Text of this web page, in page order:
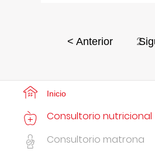
< Anterior 2
Inicio
Consultorio nutricional
Consultorio matrona